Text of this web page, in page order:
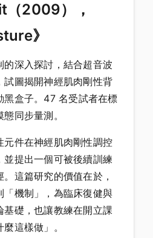
2009），
》
的深入探討，結合超音波
試圖揭開神經肌肉剛性背
盒子。47 名受試者在標
同步量測。
元件在神經肌肉剛性調控
並提出一個可被後續訓練
這篇研究的價值在於，
「機制」，為臨床復健與
基礎，也讓教練在開立課
這樣做」。